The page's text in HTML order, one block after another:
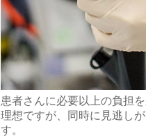
患者さんに必要以上の負担
理想ですが、同時に見逃し
す。